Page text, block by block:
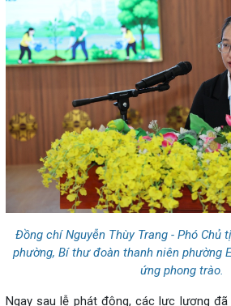
Đồng chí Nguyễn Thùy Trang - Phó Chủ
phường, Bí thư đoàn thanh niên phường
ứng phong trào.
Ngay sau lễ phát động, các lực lượng